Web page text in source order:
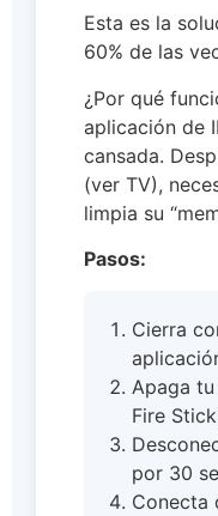
Esta es la
60% de las
¿Por qué
aplicación de
cansada.
(ver TV),
limpia su
Pasos:
Cierra
Apaga
Fire
por 30
Conecta